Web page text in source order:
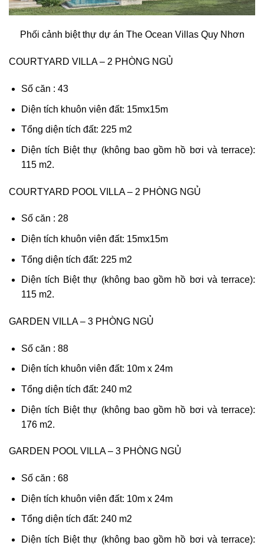
Phối cảnh biệt thự dự án The Ocean Villas Quy Nhơn
COURTYARD VILLA – 2 PHÒNG NGỦ
Số căn : 43
Diện tích khuôn viên đất: 15mx15m
Tổng diện tích đất: 225 m2
Diện tích Biệt thự (không bao gồm hồ bơi và terrace):
115 m2.
COURTYARD POOL VILLA – 2 PHÒNG NGỦ
Số căn : 28
Diện tích khuôn viên đất: 15mx15m
Tổng diện tích đất: 225 m2
Diện tích Biệt thự (không bao gồm hồ bơi và terrace):
115 m2.
GARDEN VILLA – 3 PHÒNG NGỦ
Số căn : 88
Diện tích khuôn viên đất: 10m x 24m
Tổng diện tích đất: 240 m2
Diện tích Biệt thự (không bao gồm hồ bơi và terrace):
176 m2.
GARDEN POOL VILLA – 3 PHÒNG NGỦ
Số căn : 68
Diện tích khuôn viên đất: 10m x 24m
Tổng diện tích đất: 240 m2
Diện tích Biệt thự (không bao gồm hồ bơi và terrace):